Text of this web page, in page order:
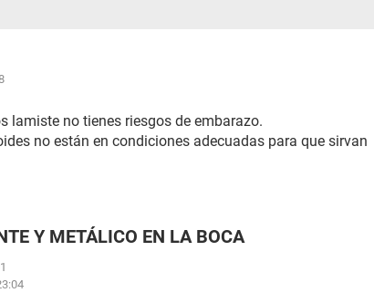
lamiste no tienes riesgos de embarazo.
no están en condiciones adecuadas para que sirvan
Y METÁLICO EN LA BOCA